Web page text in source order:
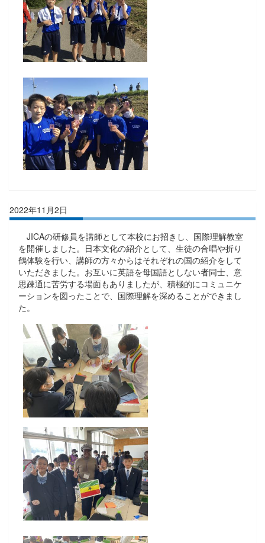
2022年11月2日
JICAの研修員を講師として本校にお招きし、国際理解教室
を開催しました。日本文化の紹介として、生徒の合唱や折り
鶴体験を行い、講師の方々からはそれぞれの国の紹介をして
いただきました。お互いに英語を母国語としない者同士、意
思疎通に苦労する場面もありましたが、積極的にコミュニケ
ーションを図ったことで、国際理解を深めることができまし
た。